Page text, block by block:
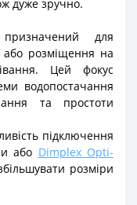
дуже зручно.
для
розміщення на
Цей фокус
водопостачання
та простоти
підключення
або Dimplex Opti-
розміри